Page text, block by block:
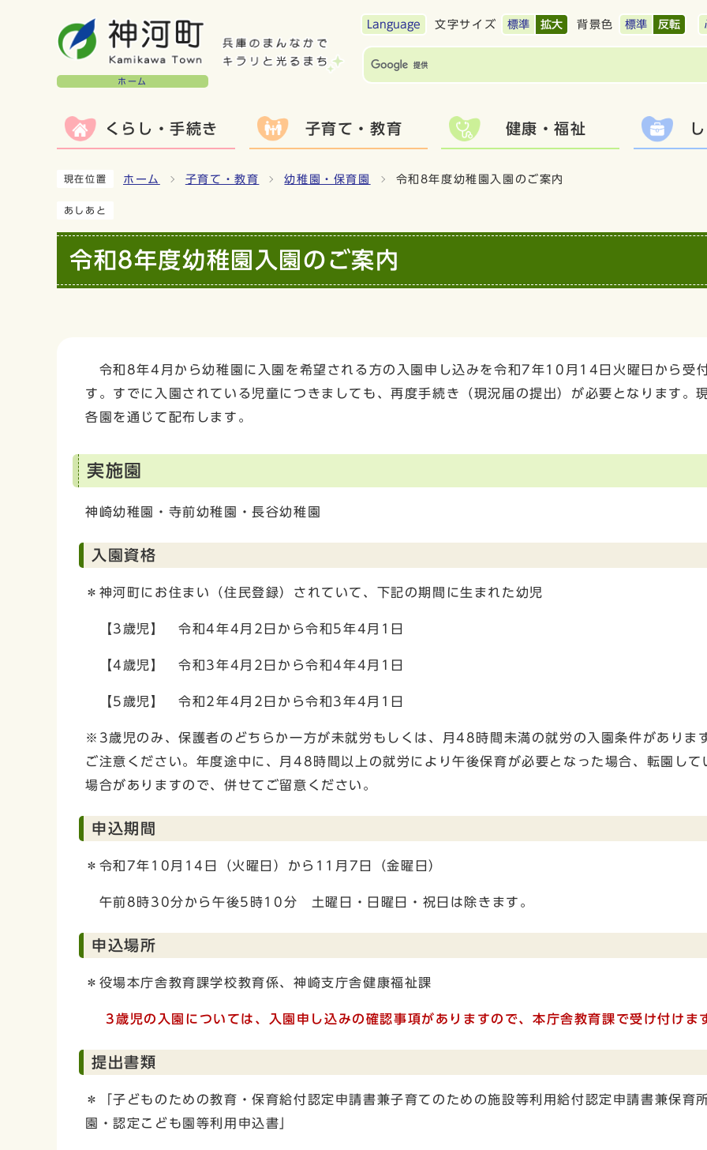
ホーム
Language 文字サイズ 標準 拡大 背景色 標準 反転
くらし・手続き 子育て・教育 健康・福祉
現在位置 ホーム 子育て・教育 幼稚園・保育園 令和8年度幼稚園入園のご案内
あしあと
令和8年度幼稚園入園のご案内
令和8年4月から幼稚園に入園を希望される方の入園申し込みを令和7年10月14日火曜日から受
す。すでに入園されている児童につきましても、再度手続き（現況届の提出）が必要となります。
各園を通じて配布します。
実施園
神崎幼稚園・寺前幼稚園・長谷幼稚園
入園資格
＊神河町にお住まい（住民登録）されていて、下記の期間に生まれた幼児
【3歳児】 令和4年4月2日から令和5年4月1日
【4歳児】 令和3年4月2日から令和4年4月1日
【5歳児】 令和2年4月2日から令和3年4月1日
※3歳児のみ、保護者のどちらか一方が未就労もしくは、月48時間未満の就労の入園条件がありま
ご注意ください。年度途中に、月48時間以上の就労により午後保育が必要となった場合、転園して
場合がありますので、併せてご留意ください。
申込期間
＊令和7年10月14日（火曜日）から11月7日（金曜日）
午前8時30分から午後5時10分 土曜日・日曜日・祝日は除きます。
申込場所
＊役場本庁舎教育課学校教育係、神崎支庁舎健康福祉課
3歳児の入園については、入園申し込みの確認事項がありますので、本庁舎教育課で受け付けま
提出書類
＊「子どものための教育・保育給付認定申請書兼子育てのための施設等利用給付認定申請書兼保育
園・認定こども園等利用申込書」